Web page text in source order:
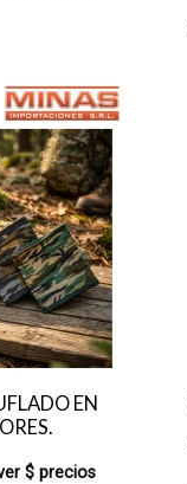
EN
$ precios